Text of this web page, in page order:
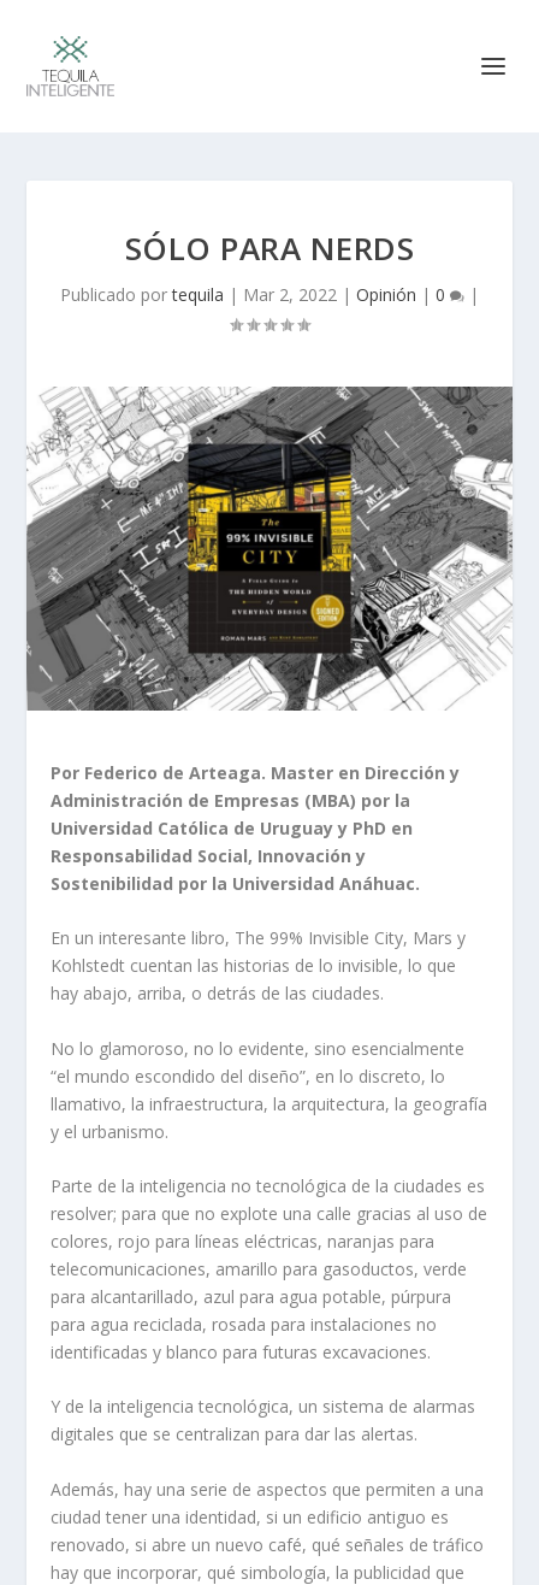
SÓLO PARA NERDS
Publicado portequila | Mar 2, 2022 | Opinión | 0 |
Por Federico de Arteaga. Master en Dirección y
Administración de Empresas (MBA) por la
Universidad Católica de Uruguay y PhD en
Responsabilidad Social, Innovación y
Sostenibilidad por la Universidad Anáhuac.
En un interesante libro, The 99% Invisible City, Mars y
Kohlstedt cuentan las historias de lo invisible, lo que
hay abajo, arriba, o detrás de las ciudades.
No lo glamoroso, no lo evidente, sino esencialmente
“el mundo escondido del diseño”, en lo discreto, lo
llamativo, la infraestructura, la arquitectura, la geografía
y el urbanismo.
Parte de la inteligencia no tecnológica de la ciudades es
resolver; para que no explote una calle gracias al uso de
colores, rojo para líneas eléctricas, naranjas para
telecomunicaciones, amarillo para gasoductos, verde
para alcantarillado, azul para agua potable, púrpura
para agua reciclada, rosada para instalaciones no
identificadas y blanco para futuras excavaciones.
Y de la inteligencia tecnológica, un sistema de alarmas
digitales que se centralizan para dar las alertas.
Además, hay una serie de aspectos que permiten a una
ciudad tener una identidad, si un edificio antiguo es
renovado, si abre un nuevo café, qué señales de tráfico
hay que incorporar, qué simbología, la publicidad que